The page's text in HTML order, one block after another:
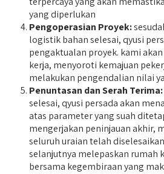
yang diperlukan
Pengoperasian Proyek:
logistik bahan selesai, qyusi
pengaktualan proyek. kami
kerja, menyoroti kemajuan
melakukan pengendalian nilai
Penuntasan dan Serah Terima:
selesai, qyusi persada akan
atas parameter yang suah
mengerjakan peninjauan akhir,
seluruh uraian telah
selanjutnya melepaskan rumah
bersama kegembiraan yang